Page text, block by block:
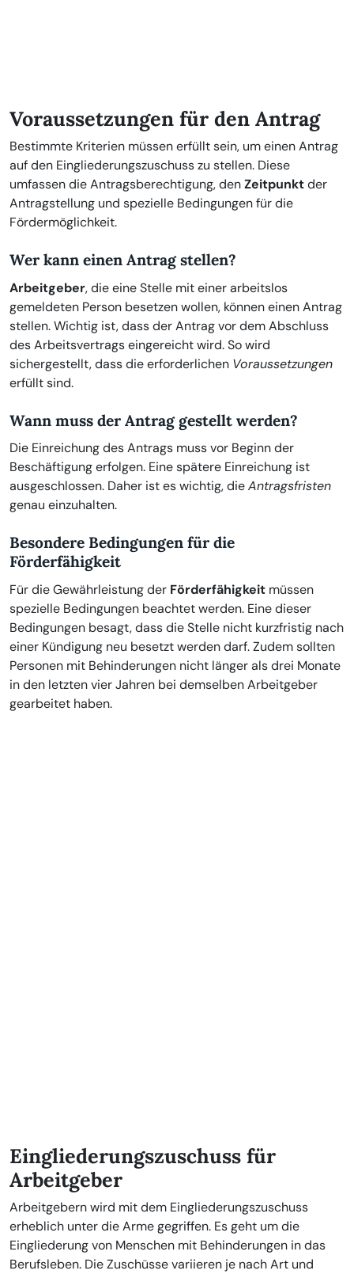
Voraussetzungen für den Antrag
Bestimmte Kriterien müssen erfüllt sein, um einen Antrag
auf den Eingliederungszuschuss zu stellen. Diese
umfassen die Antragsberechtigung, denZeitpunktder
Antragstellung und spezielle Bedingungen für die
Fördermöglichkeit.
Wer kann einen Antrag stellen?
Arbeitgeber, die eine Stelle mit einer arbeitslos
gemeldeten Person besetzen wollen, können einen Antrag
stellen. Wichtig ist, dass der Antrag vor dem Abschluss
des Arbeitsvertrags eingereicht wird. So wird
sichergestellt, dass die erforderlichen Voraussetzungen
erfüllt sind.
Wann muss der Antrag gestellt werden?
Die Einreichung des Antrags muss vor Beginn der
Beschäftigung erfolgen. Eine spätere Einreichung ist
ausgeschlossen. Daher ist es wichtig, dieAntragsfristen
genau einzuhalten.
Besondere Bedingungen für die
Förderfähigkeit
Für die Gewährleistung der Förderfähigkeit müssen
spezielle Bedingungen beachtet werden. Eine dieser
Bedingungen besagt, dass die Stelle nicht kurzfristig nach
einer Kündigung neu besetzt werden darf. Zudem sollten
Personen mit Behinderungen nicht länger als drei Monate
in den letzten vier Jahren bei demselben Arbeitgeber
gearbeitet haben.
Eingliederungszuschuss für
Arbeitgeber
Arbeitgebern wird mit dem Eingliederungszuschuss
erheblich unter die Arme gegriffen. Es geht um die
Eingliederung von Menschen mit Behinderungen in das
Berufsleben. Die Zuschüsse variieren je nach Art und